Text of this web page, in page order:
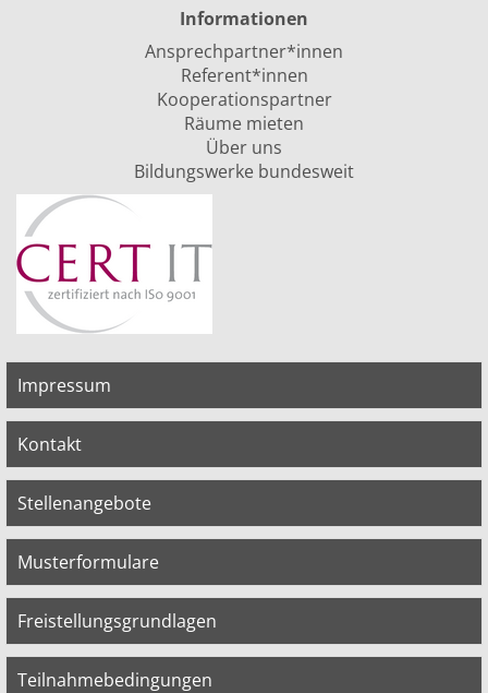
Informationen
Ansprechpartner*innen
Referent*innen
Kooperationspartner
Räume mieten
Über uns
Bildungswerke bundesweit
Impressum
Kontakt
Stellenangebote
Musterformulare
Freistellungsgrundlagen
Teilnahmebedingungen